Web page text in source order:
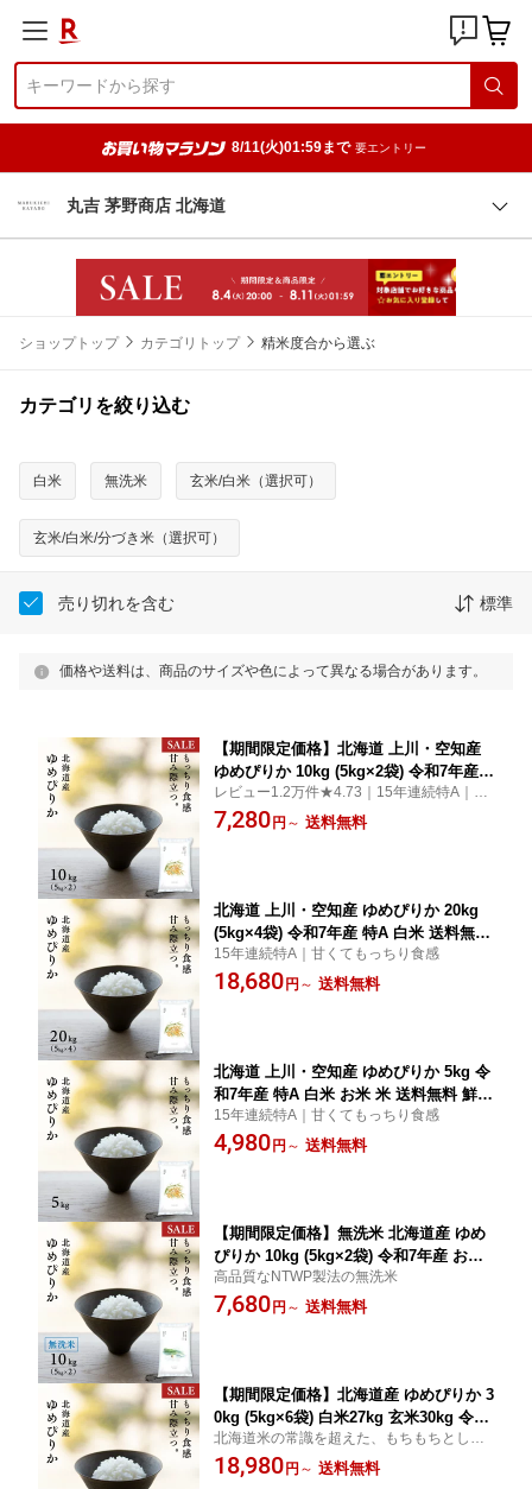
8/11(火)01:59まで 要エントリー
丸吉 茅野商店 北海道
ショップトップ カテゴリトップ 精米度合から選ぶ
カテゴリを絞り込む
白米 無洗米 玄米/白米（選択可）
玄米/白米/分づき米（選択可）
売り切れを含む 標準
価格や送料は、商品のサイズや色によって異なる場合があります。
【期間限定価格】北海道 上川・空知産
ゆめぴりか 10kg (5kg×2袋) 令和7年産
特A 白米 米 お米 送料無料 鮮度保持パ
ック変更可
レビュー1.2万件★4.73｜15年連続特A｜甘
くてもっちり食感
7,280 円 ～ 送料無料
北海道 上川・空知産 ゆめぴりか 20kg
(5kg×4袋) 令和7年産 特A 白米 送料無料
鮮度保持パック変更可
15年連続特A｜甘くてもっちり食感
18,680 円 ～ 送料無料
北海道 上川・空知産 ゆめぴりか 5kg 令
和7年産 特A 白米 お米 米 送料無料 鮮度
保持パック変更可
15年連続特A｜甘くてもっちり食感
4,980 円 ～ 送料無料
【期間限定価格】無洗米 北海道産 ゆめ
ぴりか 10kg (5kg×2袋) 令和7年産 お米
米 送料無料 鮮度保持パック変更可
高品質なNTWP製法の無洗米
7,680 円 ～ 送料無料
【期間限定価格】北海道産 ゆめぴりか 3
0kg (5kg×6袋) 白米27kg 玄米30kg 令和
7年産 特A 送料無料 鮮度保持パック変更
可
北海道米の常識を超えた、もちもちとした
粘りの強いお米
18,980 円 ～ 送料無料